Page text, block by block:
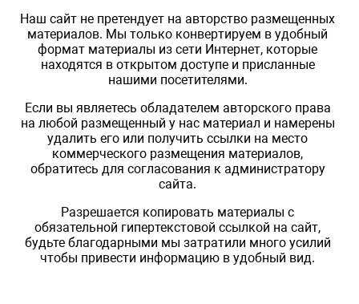
Наш сайт не претендует на авторство размещенных
материалов. Мы только конвертируем в удобный
формат материалы из сети Интернет, которые
находятся в открытом доступе и присланные
нашими посетителями.
Если вы являетесь обладателем авторского права
на любой размещенный у нас материал и намерены
удалить его или получить ссылки на место
коммерческого размещения материалов,
обратитесь для согласования к администратору
сайта.
Разрешается копировать материалы с
обязательной гипертекстовой ссылкой на сайт,
будьте благодарными мы затратили много усилий
чтобы привести информацию в удобный вид.